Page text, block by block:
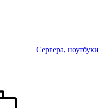
Сервера, ноутбуки